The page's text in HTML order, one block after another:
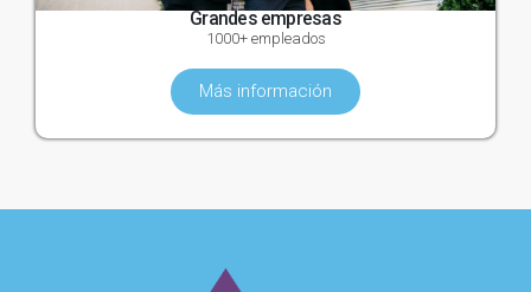
Grandes empresas
1000+ empleados
Más información